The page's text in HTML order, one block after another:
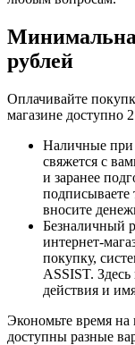
рублей
Оплачивайте
магазине доступно
Наличные при
свяжется с
и заранее
подписываете
вносите
Безналичный
интернет-
покупку,
ASSIST.
действия и
Экономьте время на
доступны разные